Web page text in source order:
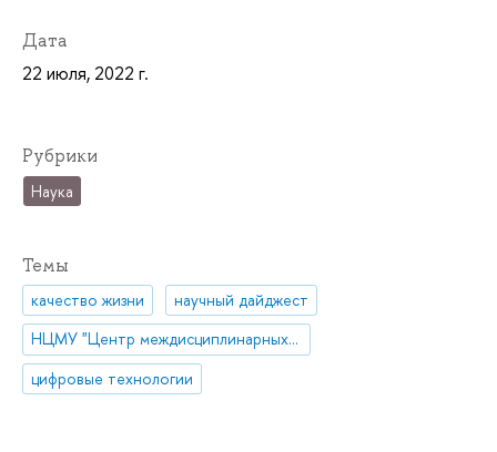
Дата
22 июля, 2022 г.
Рубрики
Наука
Темы
качество жизни
научный дайджест
НЦМУ "Центр междисциплинарных исследований человеческого потенциала"
цифровые технологии